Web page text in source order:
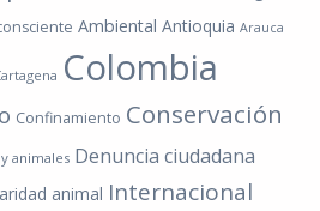
Ambiental Antioquia Arauca
Colombia
Confinamiento Conservación
animales Denuncia ciudadana
animal Internacional